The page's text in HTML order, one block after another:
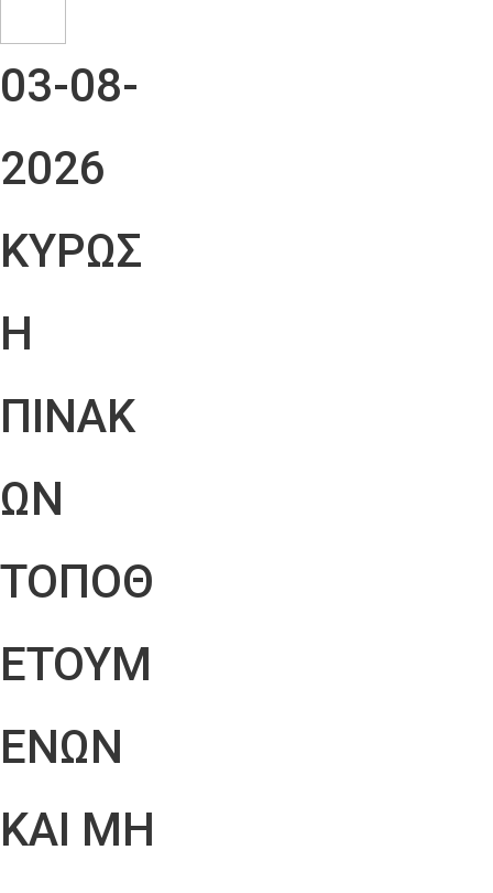
03-08-
2026
ΚΥΡΩΣ
Η
ΠΙΝΑΚ
ΩΝ
ΤΟΠΟΘ
ΕΤΟΥΜ
ΕΝΩΝ
ΚΑΙ ΜΗ